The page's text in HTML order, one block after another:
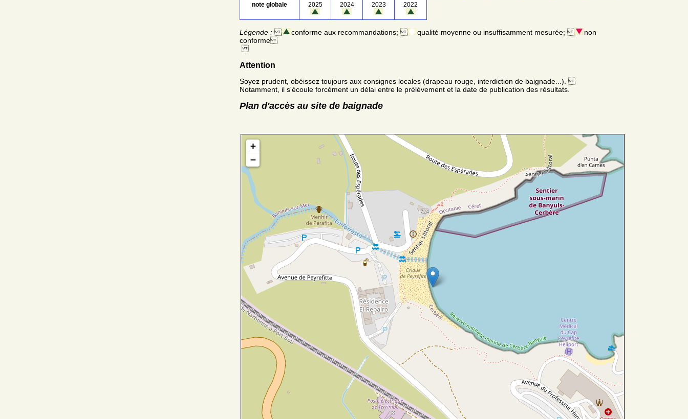
note globale 2025 2024 2023 2022
Légende : conforme aux recommandations; qualité moyenne ou insuffisamment mesurée;
non
conforme
Attention
Soyez prudent, obéissez toujours aux consignes locales (drapeau rouge, interdiction de baignade...).
Notamment, il s'écoule forcément un délai entre le prélèvement et la date de publication des résultats.
Plan d'accès au site de baignade
+
−